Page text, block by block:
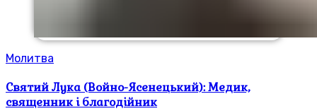
Молитва
Святий Лука (Войно-Ясенецький): Медик,
священник і благодійник